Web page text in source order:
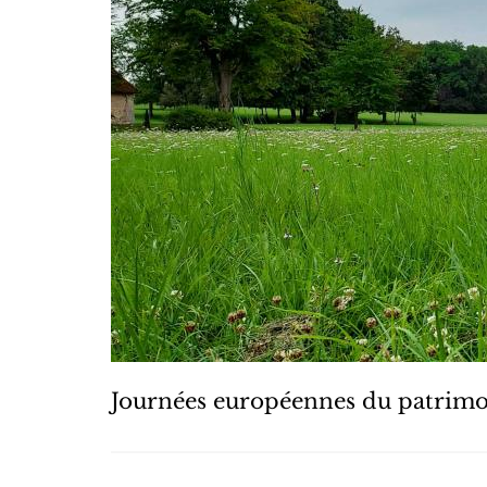
Journées européennes du